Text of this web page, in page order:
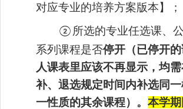
对应专业的培养方案版本】；
② 所选的专业任选课、公
系列 课程是否停开 （已停开
人课表里应该不再显示，均
补、退选规定时间内补选同一
一性质的其余课程）。 本学